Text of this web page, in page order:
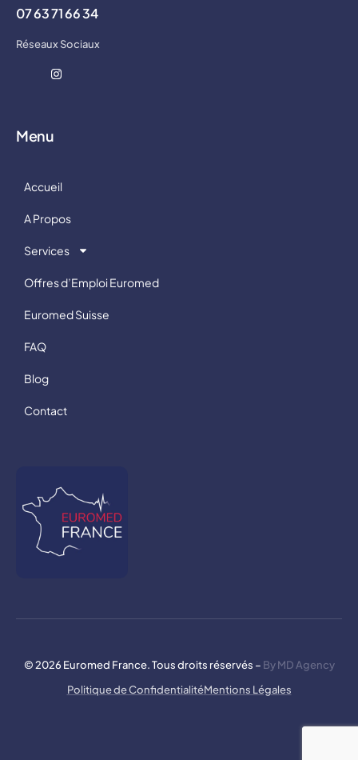
07 63 71 66 34
Réseaux Sociaux
Menu
Accueil
A Propos
Services
Offres d’Emploi Euromed
Euromed Suisse
FAQ
Blog
Contact
© 2026 Euromed France. Tous droits réservés – By MD Agency
Politique de ConfidentialitéMentions Légales